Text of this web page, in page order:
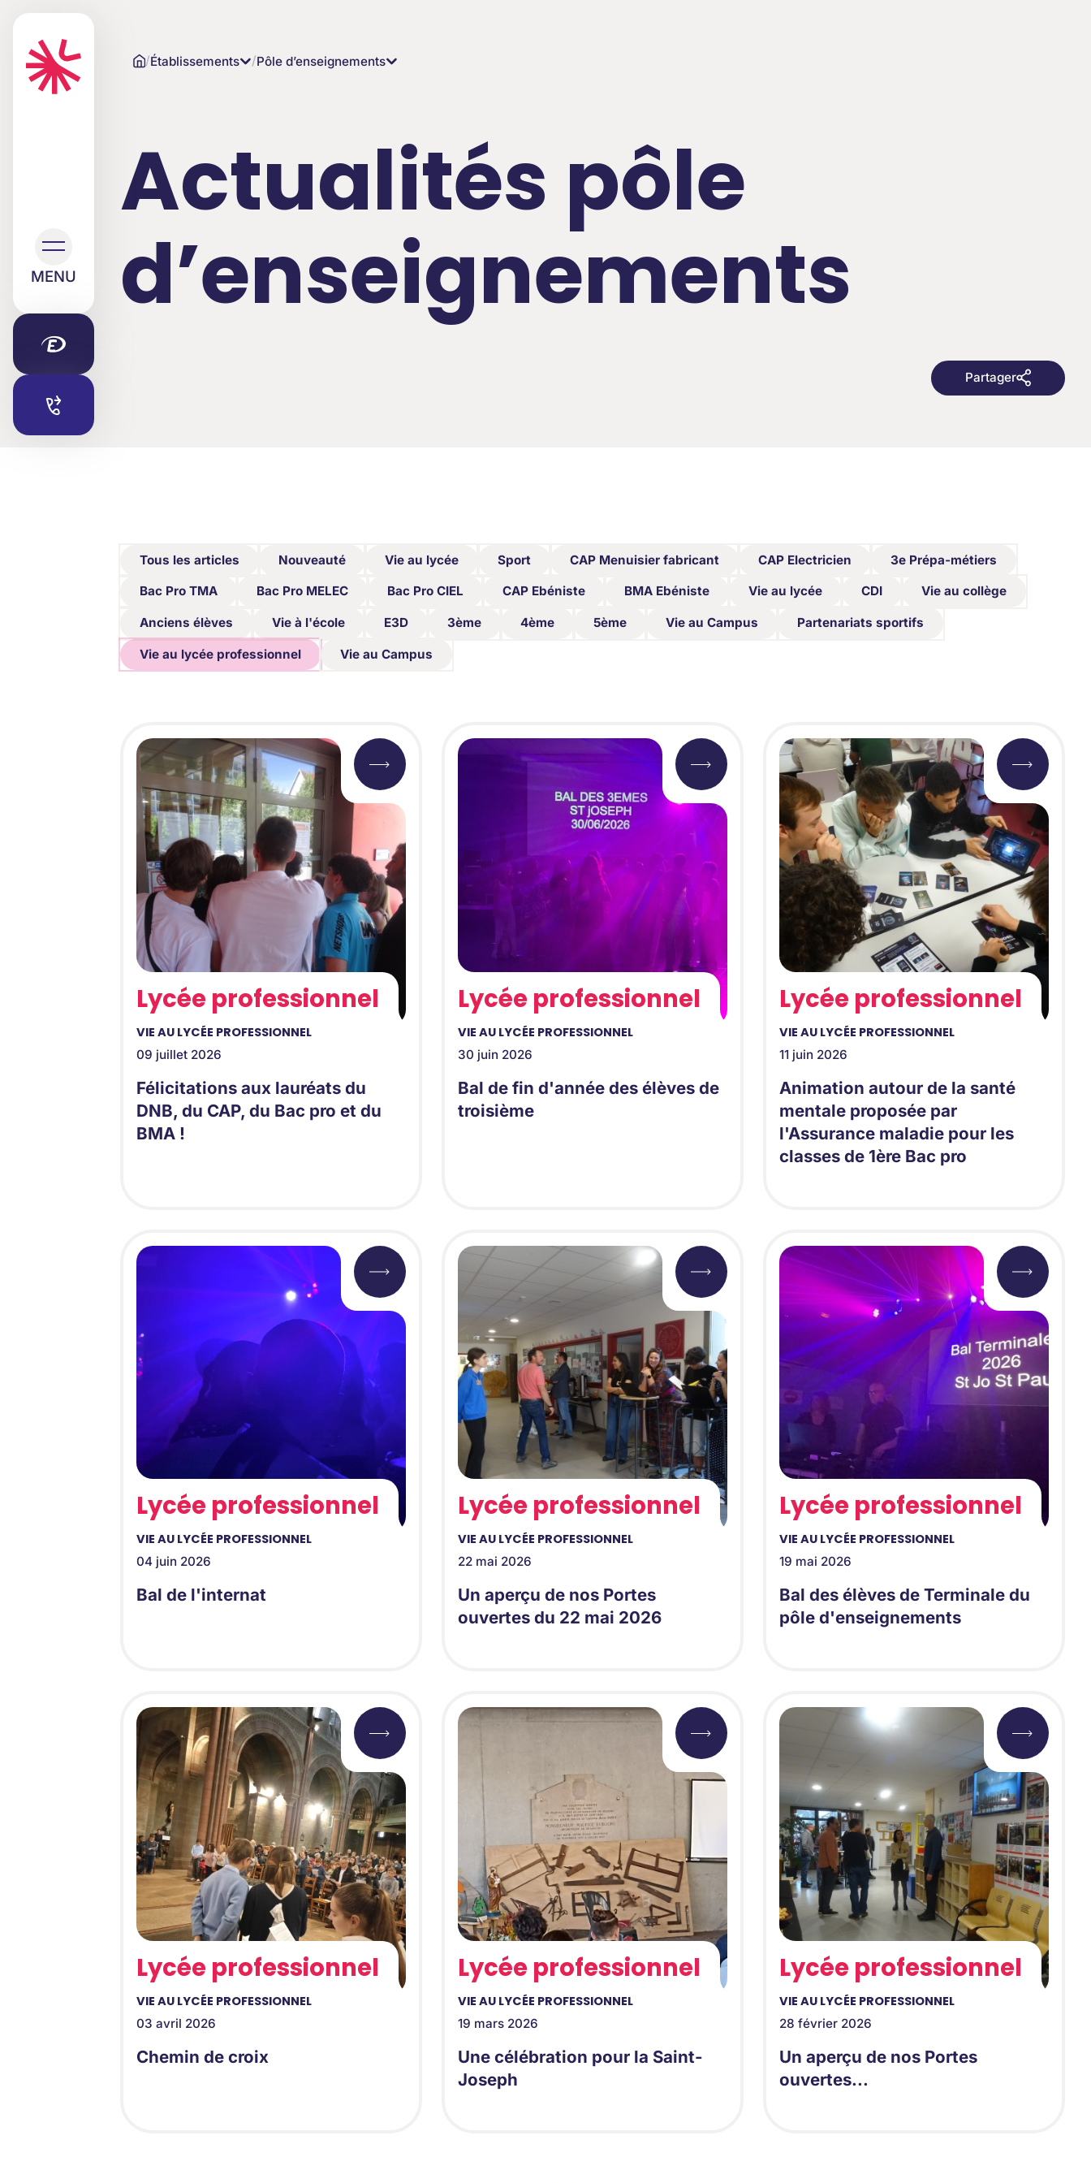
MENU
/Établissements /Pôle d’enseignements
Actualités pôle
d’enseignements
Partager
Partager
Tous les articles
Nouveauté
Vie au lycée
Sport
CAP Menuisier fabricant
CAP Electricien
3e Prépa-métiers
Bac Pro TMA
Bac Pro MELEC
Bac Pro CIEL
CAP Ebéniste
BMA Ebéniste
Vie au lycée
CDI
Vie au collège
Anciens élèves
Vie à l'école
Vie à l'école
E3D
3ème
4ème
5ème
Vie au Campus
Partenariats sportifs
Vie au lycée professionnel
Vie au lycée professionnel
Vie au Campus
Lycée professionnel
VIE AU LYCÉE PROFESSIONNEL
09 juillet 2026
Félicitations aux lauréats du
DNB, du CAP, du Bac pro et du
BMA !
Lycée professionnel
VIE AU LYCÉE PROFESSIONNEL
30 juin 2026
Bal de fin d'année des élèves de
troisième
Lycée professionnel
VIE AU LYCÉE PROFESSIONNEL
11 juin 2026
Animation autour de la santé
mentale proposée par
l'Assurance maladie pour les
classes de 1ère Bac pro
Lycée professionnel
VIE AU LYCÉE PROFESSIONNEL
04 juin 2026
Bal de l'internat
Lycée professionnel
VIE AU LYCÉE PROFESSIONNEL
22 mai 2026
Un aperçu de nos Portes
ouvertes du 22 mai 2026
Lycée professionnel
VIE AU LYCÉE PROFESSIONNEL
19 mai 2026
Bal des élèves de Terminale du
pôle d'enseignements
Lycée professionnel
VIE AU LYCÉE PROFESSIONNEL
03 avril 2026
Chemin de croix
Lycée professionnel
VIE AU LYCÉE PROFESSIONNEL
19 mars 2026
Une célébration pour la Saint-
Joseph
Lycée professionnel
VIE AU LYCÉE PROFESSIONNEL
28 février 2026
Un aperçu de nos Portes
ouvertes...